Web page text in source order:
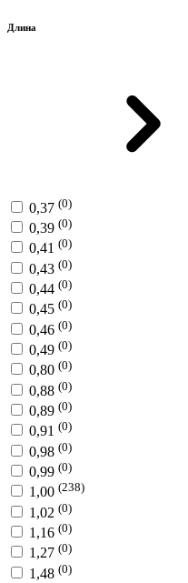
Длина
0,37 (0)
0,39 (0)
0,41 (0)
0,43 (0)
0,44 (0)
0,45 (0)
0,46 (0)
0,49 (0)
0,80 (0)
0,88 (0)
0,89 (0)
0,91 (0)
0,98 (0)
0,99 (0)
1,00 (238)
1,02 (0)
1,16 (0)
1,27 (0)
1,48 (0)